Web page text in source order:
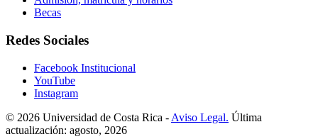
Becas
Redes Sociales
Facebook Institucional
YouTube
Instagram
© 2026 Universidad de Costa Rica - Aviso Legal. Última
actualización: agosto, 2026